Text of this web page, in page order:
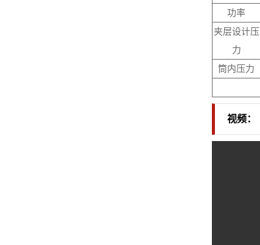
功率
夹层设计压
力
筒内压力
视频：